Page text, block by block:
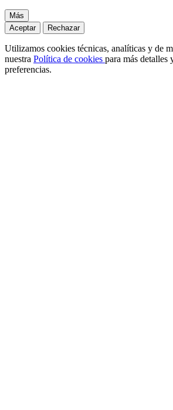
Más
Aceptar
Rechazar
Utilizamos cookies técnicas, analíticas y de
nuestra Política de cookies para más detalles
preferencias.